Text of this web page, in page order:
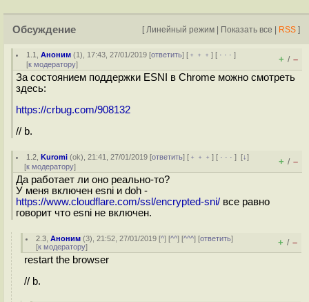
Обсуждение [ Линейный режим | Показать все | RSS ]
1.1 ,Аноним (1), 17:43, 27/01/2019 [ответить] [ ﹢﹢﹢] [ · · ·]
[к модератору] + / –
За состоянием поддержки ESNI в Chrome можно смотреть
здесь:
https://crbug.com/908132
// b.
1.2 ,Kuromi (ok), 21:41, 27/01/2019 [ответить] [ ﹢﹢﹢] [ · · ·][↓]
[к модератору] + / –
Да работает ли оно реально-то?
У меня включен esni и doh -
https://www.cloudflare.com/ssl/encrypted-sni/ все равно
говорит что esni не включен.
2.3 ,Аноним (3), 21:52, 27/01/2019 [^] [^^] [^^^] [ответить]
[к модератору] + / –
restart the browser
// b.